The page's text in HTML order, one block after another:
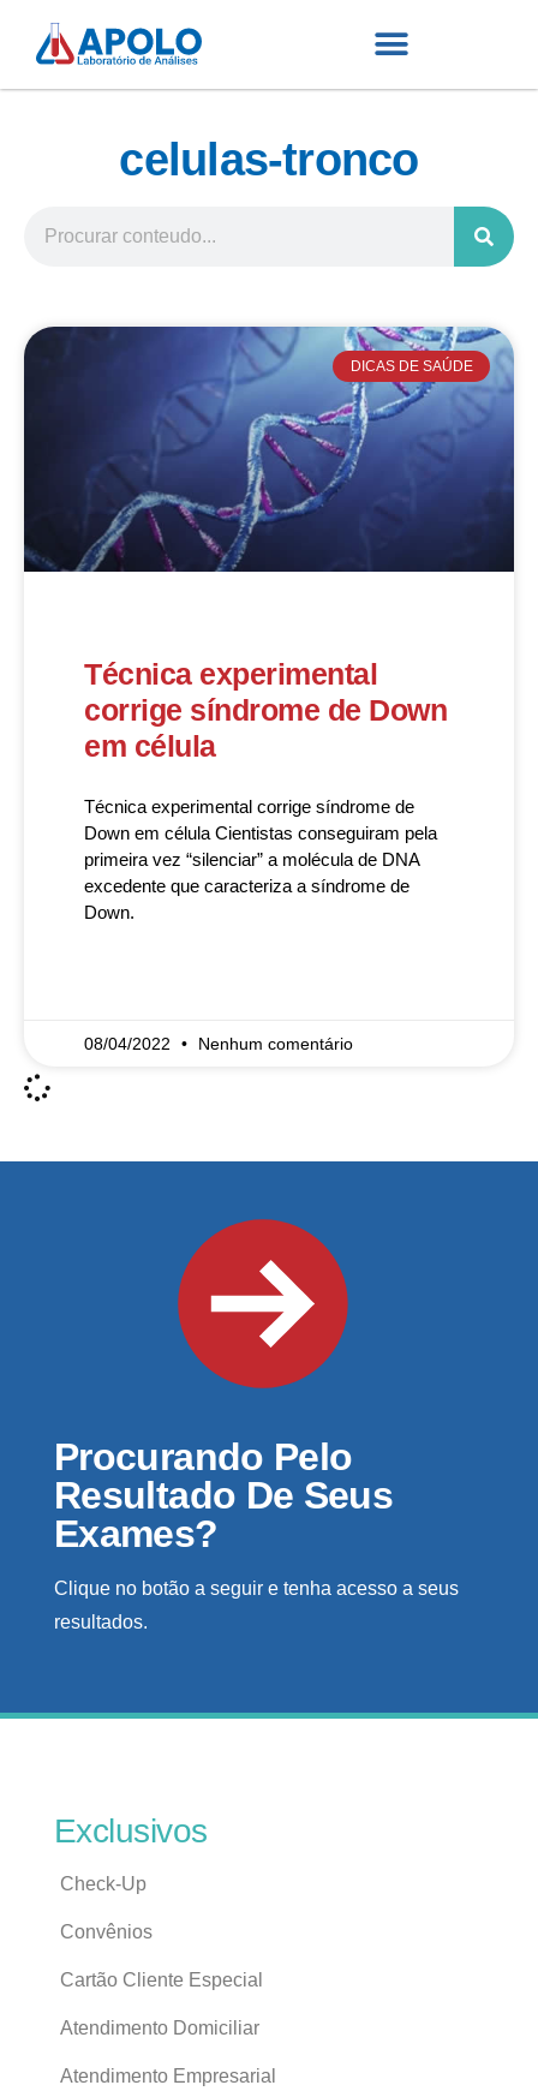
celulas-tronco
DICAS DE SAÚDE
Técnica experimental
corrige síndrome de Down
em célula
Técnica experimental corrige síndrome de
Down em célula Cientistas conseguiram pela
primeira vez “silenciar” a molécula de DNA
excedente que caracteriza a síndrome de
Down.
08/04/2022 Nenhum comentário
Procurando Pelo
Resultado De Seus
Exames?
Clique no botão a seguir e tenha acesso a seus
resultados.
Exclusivos
Check-Up
Convênios
Cartão Cliente Especial
Atendimento Domiciliar
Atendimento Empresarial